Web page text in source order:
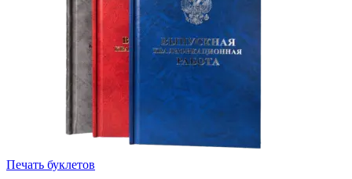
Печать буклетов